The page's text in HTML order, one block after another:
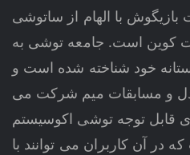
با الهام از ساتوشی
کوین است. جامعه توشی به
خود شناخته شده است و
و مسابقات میم شرکت می
قابل توجه توشی اکوسیستم
در آن کاربران می توانند با